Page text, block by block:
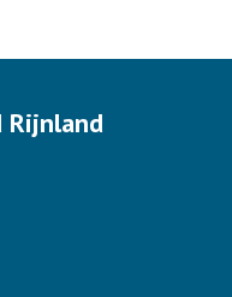
Rijnland